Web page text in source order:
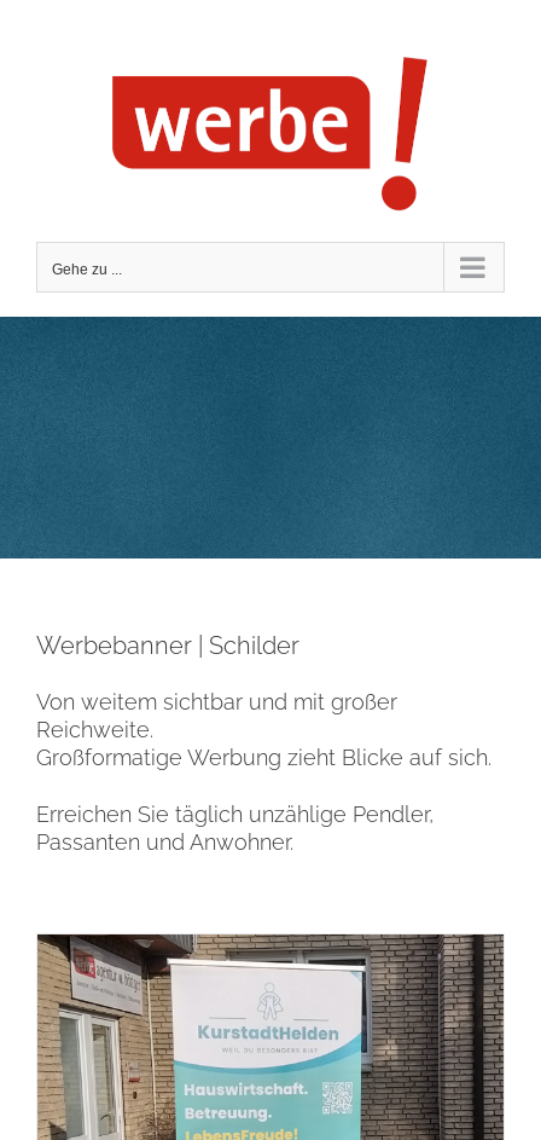
Gehe zu ...
Werbebanner | Schilder
Von weitem sichtbar und mit großer
Reichweite.
Großformatige Werbung zieht Blicke auf sich.
Erreichen Sie täglich unzählige Pendler,
Passanten und Anwohner.